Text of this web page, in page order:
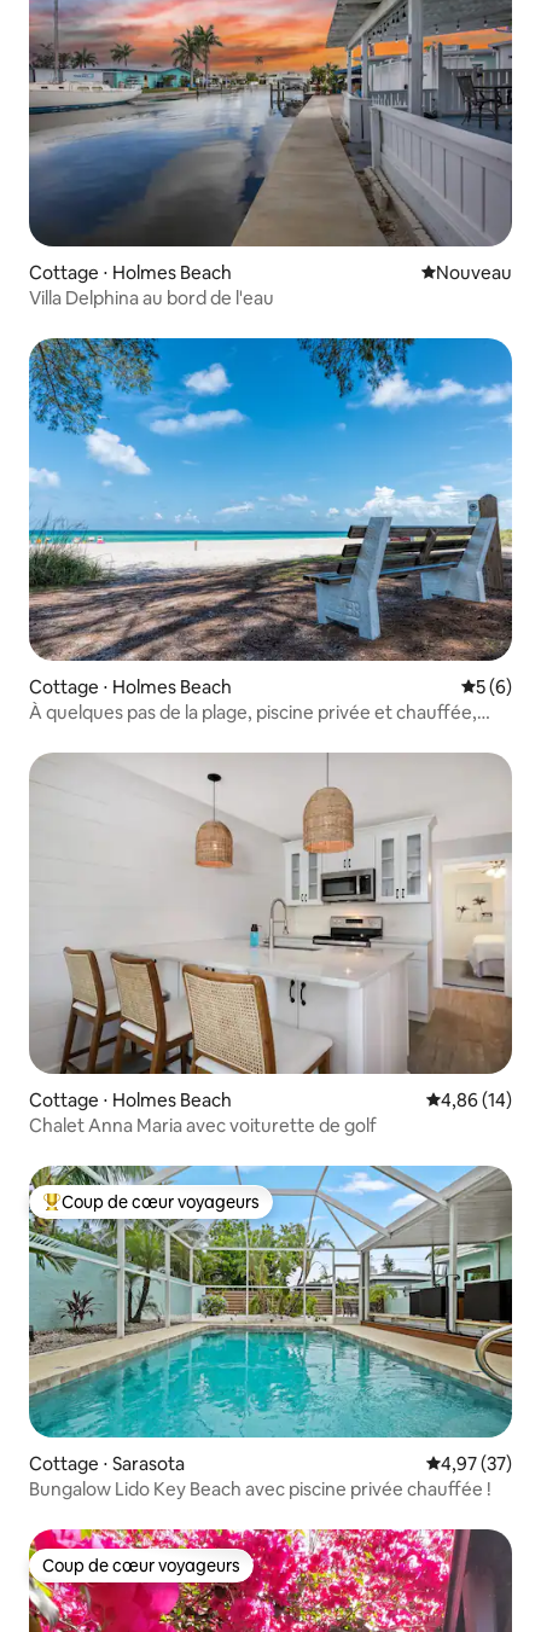
Cottage ⋅ Holmes Beach Nouvel
Nouveau
Villa Delphina au bord de l'eau
Cottage ⋅ Holmes Beach
5 (6)
À quelques pas de la plage, piscine privée et chauffée,
Cottage ⋅ Holmes Beach Évaluation
4,86 (14)
Chalet Anna Maria avec voiturette de golf
Coups de cœur voyageurs les plus appréciés
Coup de cœur voyageurs
Cottage ⋅ Sarasota Évaluation
4,97 (37)
Bungalow Lido Key Beach avec piscine privée chauffée !
Coup de cœur voyageurs
Coup de cœur voyageurs